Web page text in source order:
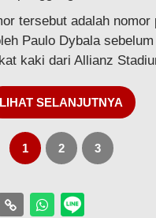
tersebut adalah nomor
Paulo Dybala
kaki dari Allianz
LIHAT SELANJUTNYA
1 2 3